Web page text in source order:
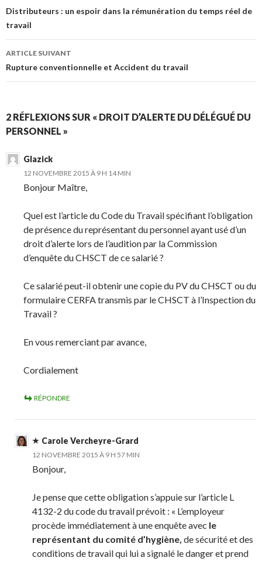
des
articles
Distributeurs : un espoir dans la rémunération du temps réel de
travail
ARTICLE SUIVANT
Rupture conventionnelle et Accident du travail
2 RÉFLEXIONS SUR « DROIT D’ALERTE DU DÉLÉGUÉ DU
PERSONNEL »
Glazick
12 NOVEMBRE 2015 À 9 H 14 MIN
Bonjour Maître,
Quel est l’article du Code du Travail spécifiant l’obligation
de présence du représentant du personnel ayant usé d’un
droit d’alerte lors de l’audition par la Commission
d’enquête du CHSCT de ce salarié ?
Ce salarié peut-il obtenir une copie du PV du CHSCT ou du
formulaire CERFA transmis par le CHSCT à l’Inspection du
Travail ?
En vous remerciant par avance,
Cordialement
RÉPONDRE
Carole Vercheyre-Grard
12 NOVEMBRE 2015 À 9 H 57 MIN
Bonjour,
Je pense que cette obligation s’appuie sur l’article L
4132-2 du code du travail prévoit : « L’employeur
procède immédiatement à une enquête avec le
représentant du comité d’hygiène, de sécurité et des
conditions de travail qui lui a signalé le danger et prend